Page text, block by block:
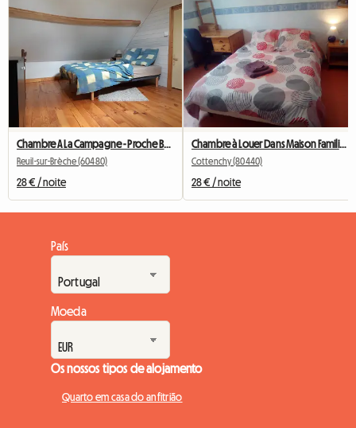
Chambre A La Campagne - Proche Beauvais
Reuil-sur-Brèche (60480)
28 € / noite
Chambre à Louer Dans Maison Familiale,15mn d'Amiens
Cottenchy (80440)
28 € / noite
País
Moeda
Os nossos tipos de alojamento
Quarto em casa do anfitrião